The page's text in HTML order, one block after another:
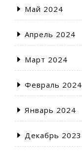
Май 2024
Апрель 2024
Март 2024
Февраль 2024
Январь 2024
Декабрь 2023